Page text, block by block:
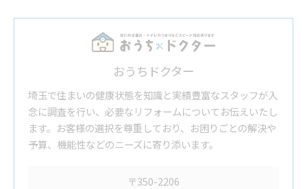
おうちドクター
埼玉で住まいの健康状態を知識と実績豊富なスタッフが入
念に調査を行い、必要なリフォームについてお伝えいたし
ます。お客様の選択を尊重しており、お困りごとの解決や
予算、機能性などのニーズに寄り添います。
〒350-2206